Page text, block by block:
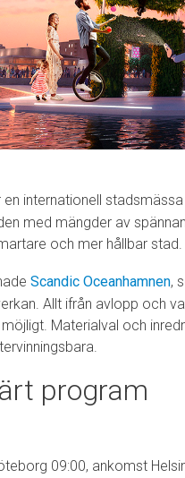
en internationell
med mängder av
och mer hållbar stad.
Scandic Oceanhamnen,
Allt ifrån avlopp och
Materialval och
program
09:00, ankomst